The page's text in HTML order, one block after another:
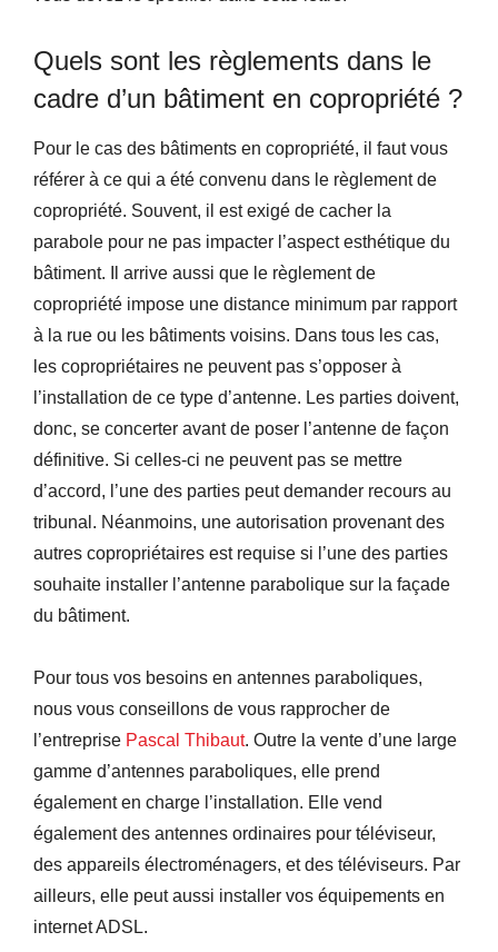
Quels sont les règlements dans le
cadre d’un bâtiment en copropriété ?
Pour le cas des bâtiments en copropriété, il faut vous
référer à ce qui a été convenu dans le règlement de
copropriété. Souvent, il est exigé de cacher la
parabole pour ne pas impacter l’aspect esthétique du
bâtiment. Il arrive aussi que le règlement de
copropriété impose une distance minimum par rapport
à la rue ou les bâtiments voisins. Dans tous les cas,
les copropriétaires ne peuvent pas s’opposer à
l’installation de ce type d’antenne. Les parties doivent,
donc, se concerter avant de poser l’antenne de façon
définitive. Si celles-ci ne peuvent pas se mettre
d’accord, l’une des parties peut demander recours au
tribunal. Néanmoins, une autorisation provenant des
autres copropriétaires est requise si l’une des parties
souhaite installer l’antenne parabolique sur la façade
du bâtiment.
Pour tous vos besoins en antennes paraboliques,
nous vous conseillons de vous rapprocher de
l’entreprise Pascal Thibaut. Outre la vente d’une large
gamme d’antennes paraboliques, elle prend
également en charge l’installation. Elle vend
également des antennes ordinaires pour téléviseur,
des appareils électroménagers, et des téléviseurs. Par
ailleurs, elle peut aussi installer vos équipements en
internet ADSL.